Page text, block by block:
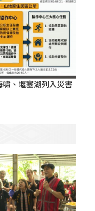
、堰塞湖列入災害